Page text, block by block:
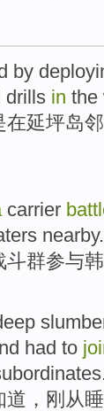
by
drills in the
在延坪岛
carrier
nearby.
斗群参与
had to
道 ， 刚 从